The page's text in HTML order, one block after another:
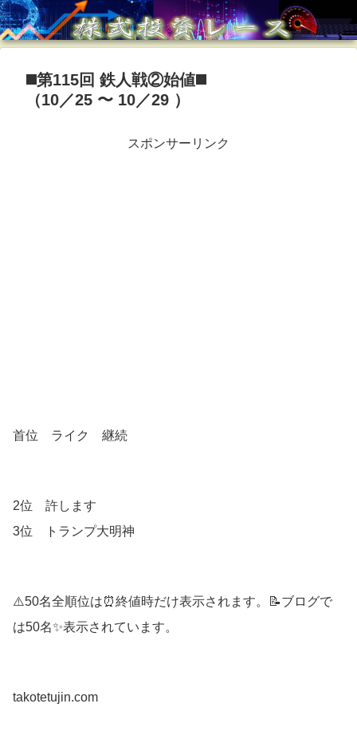
◼️第115回 鉄人戦②始値◼️
（10／25 〜 10／29 ）
スポンサーリンク
首位 ライク 継続
2位 許します
3位 トランプ大明神
⚠️50名全順位は⏰終値時だけ表示されます。📝ブログで
は50名✨表示されています。
takotetujin.com